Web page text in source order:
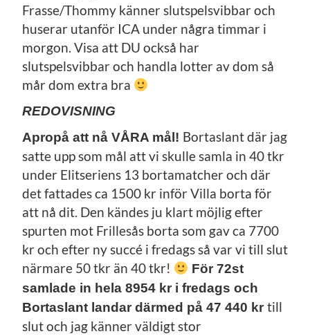
Frasse/Thommy känner slutspelsvibbar och
huserar utanför ICA under några timmar i
morgon. Visa att DU också har
slutspelsvibbar och handla lotter av dom så
mår dom extra bra
REDOVISNING
Apropå att nå VÅRA mål! Bortaslant där jag
satte upp som mål att vi skulle samla in 40 tkr
under Elitseriens 13 bortamatcher och där
det fattades ca 1500 kr inför Villa borta för
att nå dit. Den kändes ju klart möjlig efter
spurten mot Frillesås borta som gav ca 7700
kr och efter ny succé i fredags så var vi till slut
närmare 50 tkr än 40 tkr!
För 72st
samlade in hela 8954 kr i fredags och
Bortaslant landar därmed på 47 440 kr till
slut och jag känner väldigt stor